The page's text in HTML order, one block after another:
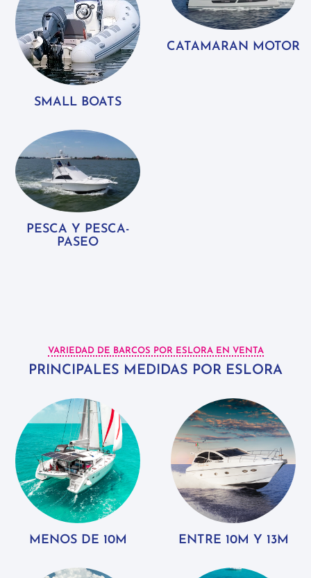
SMALL BOATS
CATAMARAN MOTOR
PESCA Y PESCA-
PASEO
VARIEDAD DE BARCOS POR ESLORA EN VENTA
PRINCIPALES MEDIDAS POR ESLORA
MENOS DE 10M ENTRE 10M Y 13M